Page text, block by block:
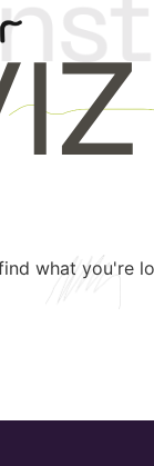
what you're